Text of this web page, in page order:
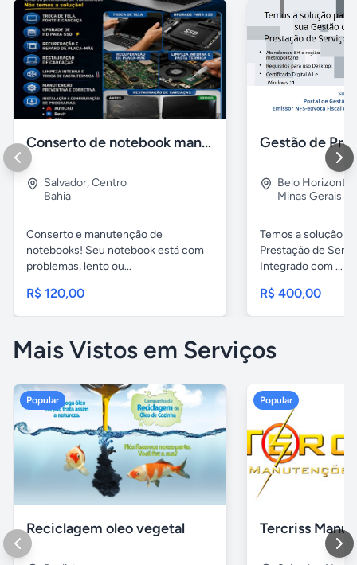
Conserto de notebook manutenção e prevenção
Salvador,Centro
Bahia
Conserto e manutenção de
notebooks! Seu notebook está com
problemas, lento ou...
R$ 120,00
Belo Horizonte
Minas Gerais
Temos a solução
Prestação de
Integrado com ...
R$ 400,00
Mais Vistos em Serviços
Popular
Reciclagem oleo vegetal
Popular